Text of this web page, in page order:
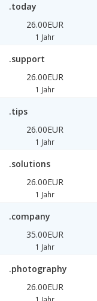
.today
26.00EUR
1 Jahr
.support
26.00EUR
1 Jahr
.tips
26.00EUR
1 Jahr
.solutions
26.00EUR
1 Jahr
.company
35.00EUR
1 Jahr
.photography
26.00EUR